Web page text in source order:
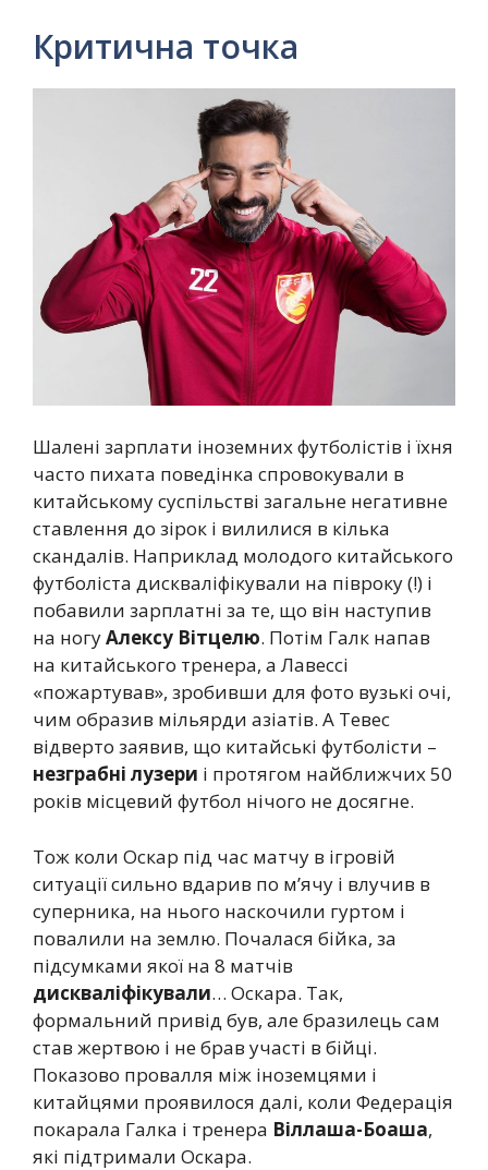
Критична точка
Шалені зарплати іноземних футболістів і їхня
часто пихата поведінка спровокували в
китайському суспільстві загальне негативне
ставлення до зірок і вилилися в кілька
скандалів. Наприклад молодого китайського
футболіста дискваліфікували на півроку (!) і
побавили зарплатні за те, що він наступив
на ногуАлексу Вітцелю. Потім Галк напав
на китайського тренера, а Лавессі
«пожартував», зробивши для фото вузькі очі,
чим образив мільярди азіатів. А Тевес
відверто заявив, що китайські футболісти –
незграбні лузери і протягом найближчих 50
років місцевий футбол нічого не досягне.
Тож коли Оскар під час матчу в ігровій
ситуації сильно вдарив по м’ячу і влучив в
суперника, на нього наскочили гуртом і
повалили на землю. Почалася бійка, за
підсумками якої на 8 матчів
дискваліфікували… Оскара. Так,
формальний привід був, але бразилець сам
став жертвою і не брав участі в бійці.
Показово провалля між іноземцями і
китайцями проявилося далі, коли Федерація
покарала Галка і тренера Віллаша-Боаша,
які підтримали Оскара.